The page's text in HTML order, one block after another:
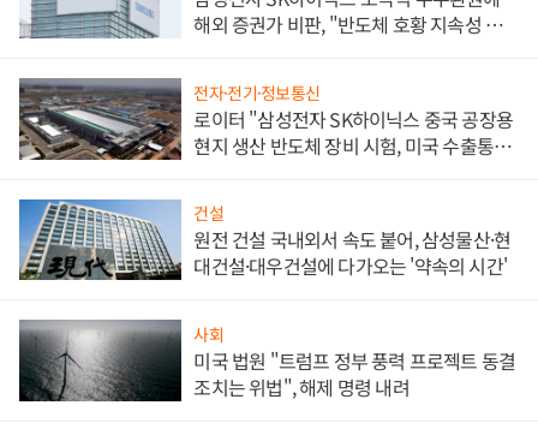
해외 증권가 비판, "반도체 호황 지속성 의
전자·전기·정보통신
로이터 "삼성전자 SK하이닉스 중국 공장용
현지 생산 반도체 장비 시험, 미국 수출통제
건설
원전 건설 국내외서 속도 붙어, 삼성물산·현
대건설·대우건설에 다가오는 '약속의 시간'
사회
미국 법원 "트럼프 정부 풍력 프로젝트 동결
조치는 위법", 해제 명령 내려